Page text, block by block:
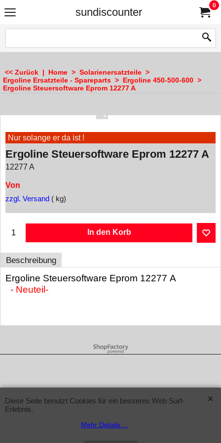
sundiscounter
0
<< Zurück | Home > Solarienersatzteile >
Ergoline Ersatzteile - Spareparts > Ergoline 450-500-600 >
Ergoline Steuersoftware Eprom 12277 A
Nur solange er da ist !
Ergoline Steuersoftware Eprom 12277 A
12277 A
Von
zzgl. Versand kg
In den Korb
Beschreibung
Ergoline Steuersoftware Eprom 12277 A
- Neuteil-
WebShop erstellt mit ShopFactory Shop Software.
Diese Seite benutzt Cookies für ein besseres Web Surf-
Erlebnis.
Mehr Details ...